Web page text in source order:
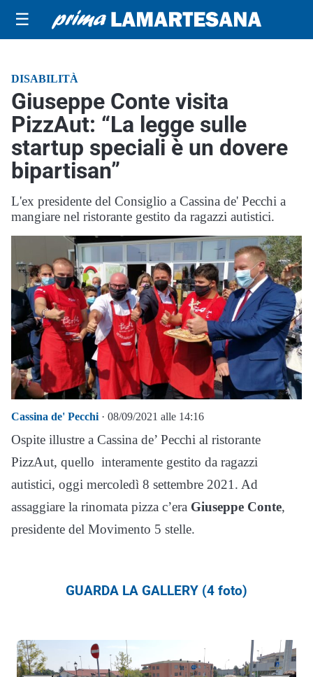
☰
DISABILITÀ
Giuseppe Conte visita
PizzAut: “La legge sulle
startup speciali è un dovere
bipartisan”
L'ex presidente del Consiglio a Cassina de' Pecchi a
mangiare nel ristorante gestito da ragazzi autistici.
Cassina de' Pecchi · 08/09/2021 alle 14:16
Ospite illustre a Cassina de’ Pecchi al ristorante
PizzAut, quello interamente gestito da ragazzi
autistici, oggi mercoledì 8 settembre 2021. Ad
assaggiare la rinomata pizza c’era Giuseppe Conte,
presidente del Movimento 5 stelle.
GUARDA LA GALLERY (4 foto)